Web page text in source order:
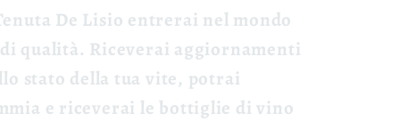
De Lisio entrerai nel mondo
qualità. Riceverai aggiornamenti
stato della tua vite, potrai
e riceverai le bottiglie di vino